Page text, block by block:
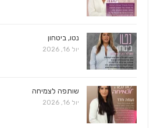
נטו, ביטחון
יול 16, 2026
שותפה לצמיחה
יול 16, 2026